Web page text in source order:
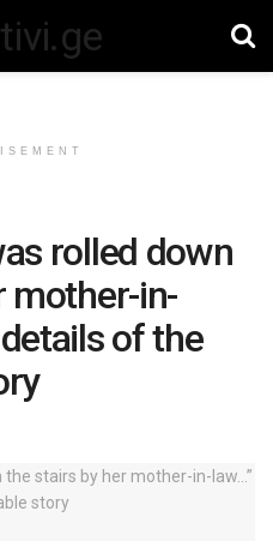
rolled down
mother-in-
of the